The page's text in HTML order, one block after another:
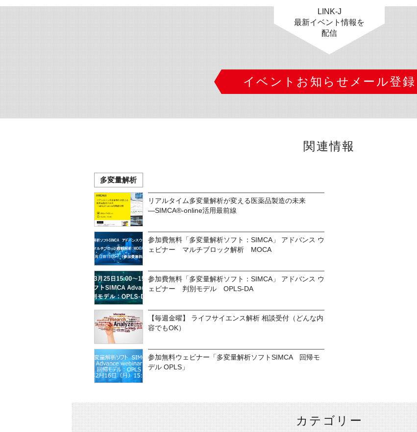
LINK-J
最新イベント情報を
配信
イベントお知らせメール登録
関連情報
多変量解析
リアルタイム多変量解析が変える医薬品製造の未来
―SIMCA®-online活用最前線
参加費無料「多変量解析ソフト：SIMCA」 アドバンス ウ
ェビナー マルチブロック解析 MOCA
参加費無料「多変量解析ソフト：SIMCA」 アドバンス ウ
ェビナー 判別モデル OPLS-DA
【毎週金曜】 ライフサイエンス解析 相談受付（どんな内
容でもOK）
参加無料ウェビナー「多変量解析ソフトSIMCA 回帰モ
デル OPLS」
カテゴリー